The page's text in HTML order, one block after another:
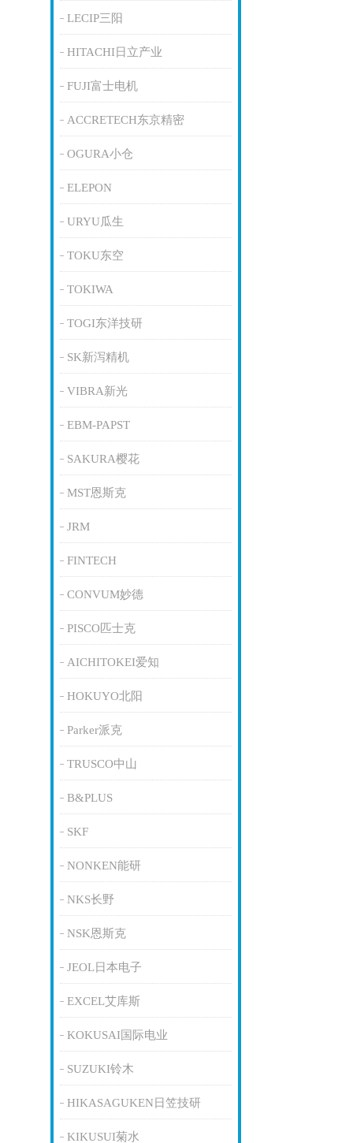
LECIP三阳
HITACHI日立产业
FUJI富士电机
ACCRETECH东京精密
OGURA小仓
ELEPON
URYU瓜生
TOKU东空
TOKIWA
TOGI东洋技研
SK新泻精机
VIBRA新光
EBM-PAPST
SAKURA樱花
MST恩斯克
JRM
FINTECH
CONVUM妙德
PISCO匹士克
AICHITOKEI爱知
HOKUYO北阳
Parker派克
TRUSCO中山
B&PLUS
SKF
NONKEN能研
NKS长野
NSK恩斯克
JEOL日本电子
EXCEL艾库斯
KOKUSAI国际电业
SUZUKI铃木
HIKASAGUKEN日笠技研
KIKUSUI菊水